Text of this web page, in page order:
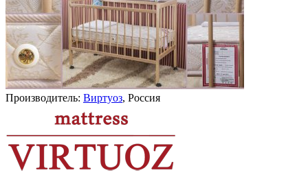
Производитель: Виртуоз, Россия